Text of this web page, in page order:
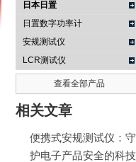
南京咏仪电子科技有限公司
日本日置
日置数字功率计
安规测试仪
LCR测试仪
查看全部产品
相关文章
便携式安规测试仪：守
护电子产品安全的科技